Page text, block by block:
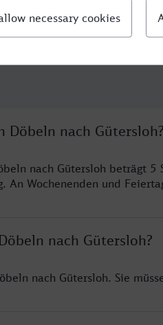
Döbeln nach Gütersloh?
nach Gütersloh beträgt 5
Wochenenden und
nach Gütersloh?
nach Gütersloh. Sie